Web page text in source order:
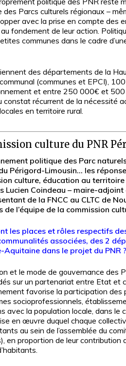
Parcs culturels régionaux –
avec la prise en compte des
fondement de leur action.
communes dans le cadre
des départements de la
(communes et EPCI),
et entre 250 000€ et
récurrent de la nécessité
en territoire rural.
culture du PNR
politique des Parc
Périgord-Limousin… les
culture, éducation au
Lucien Coindeau – maire-
de la FNCC au CLTC de
de l’équipe de la commission
les places et rôles respectifs
associées, des 2
Aquitaine dans le projet du PNR ?
et le mode de gouvernance des
sur un partenariat entre Etat et
favorise la participation des
socioprofessionnels,
avec la population locale, dans le
en œuvre duquel chaque
au sein de l’assemblée du
en proportion de leur contribution